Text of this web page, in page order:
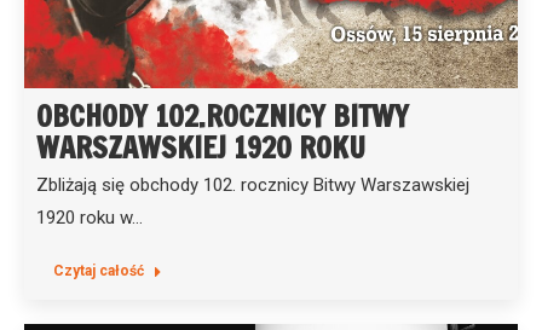
OBCHODY 102.ROCZNICY BITWY
WARSZAWSKIEJ 1920 ROKU
Zbliżają się obchody 102. rocznicy Bitwy Warszawskiej
1920 roku w…
Czytaj całość